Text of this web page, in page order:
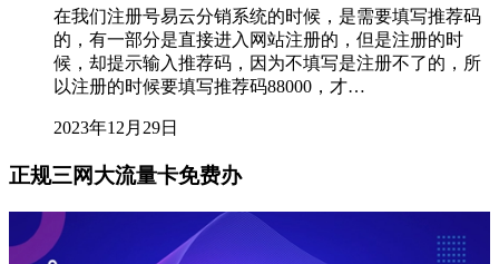
在我们注册号易云分销系统的时候，是需要填写推荐码
的，有一部分是直接进入网站注册的，但是注册的时
候，却提示输入推荐码，因为不填写是注册不了的，所
以注册的时候要填写推荐码88000，才…
2023年12月29日
正规三网大流量卡免费办